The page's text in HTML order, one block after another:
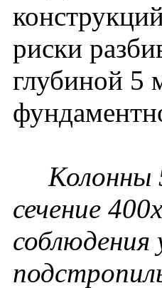
риски
глубиной 5
Колонны
сечение
соблюдения